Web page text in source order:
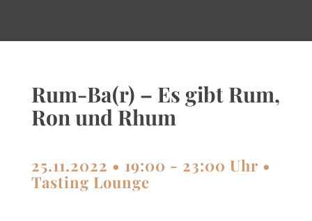
Rum-Ba(r) – Es gibt Rum,
Ron und Rhum
25.11.2022 • 19:00 - 23:00 Uhr •
Tasting Lounge